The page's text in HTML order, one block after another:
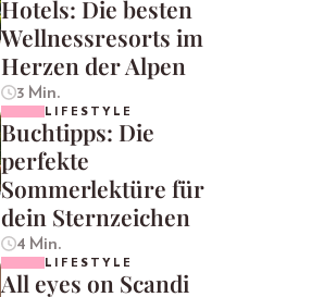
Hotels: Die besten
Wellnessresorts im
Herzen der Alpen
3 Min.
LIFESTYLE
Buchtipps: Die
perfekte
Sommerlektüre für
dein Sternzeichen
4 Min.
LIFESTYLE
All eyes on Scandi